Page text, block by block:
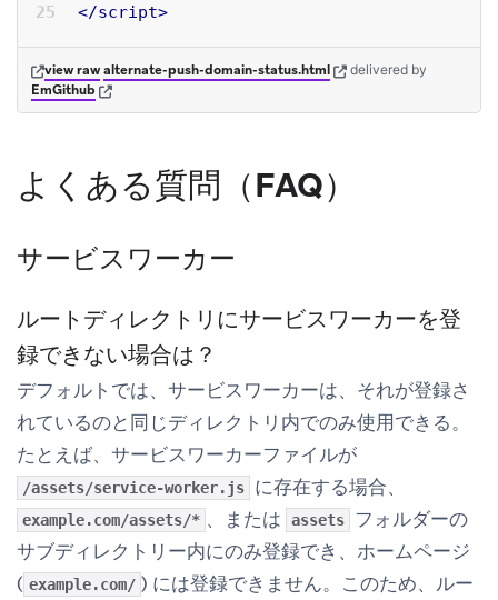
</script>
view raw(opens in new tab)
alternate-push-domain-status.html(opens in new tab)
delivered by
EmGithub (opens in new tab)
よくある質問（FAQ）
サービスワーカー
ルートディレクトリにサービスワーカーを登
録できない場合は？
デフォルトでは、サービスワーカーは、それが登録さ
れているのと同じディレクトリ内でのみ使用できる。
たとえば、サービスワーカーファイルが
/assets/service-worker.js に存在する場合、
example.com/assets/* 、または assets
フォルダーの
サブディレクトリー内にのみ登録でき、ホームページ
( example.com/ ) には登録できません。このため、ルー